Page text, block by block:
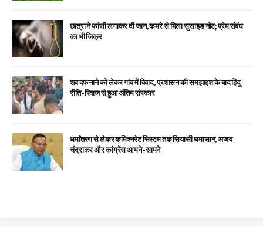
छात्रा ने फांसी लगाकर दी जान, कमरे से मिला सुसाइड नोट; प्रेम संबंध
का भी जिक्र
शव दफनाने को लेकर गांव में विवाद, प्रशासन की समझाइश के बाद हिंदू
रीति-रिवाज से हुआ अंतिम संस्कार
धर्मांतरण से लेकर कमिश्नरेट सिस्टम तक सियासी घमासान, अजय
चंद्राकर और कांग्रेस आमने-सामने